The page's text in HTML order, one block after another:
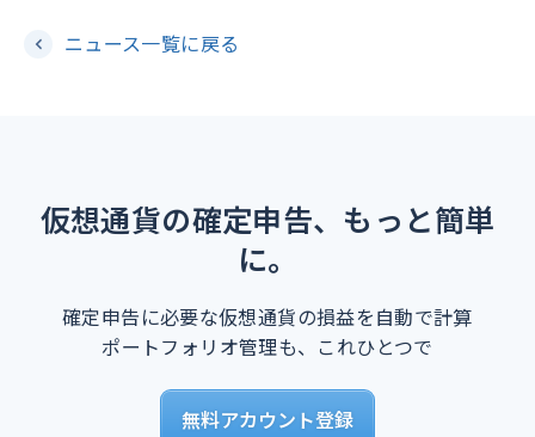
ニュース一覧に戻る
仮想通貨の確定申告、もっと簡単
に。
確定申告に必要な仮想通貨の損益を自動で計算
ポートフォリオ管理も、これひとつで
無料アカウント登録